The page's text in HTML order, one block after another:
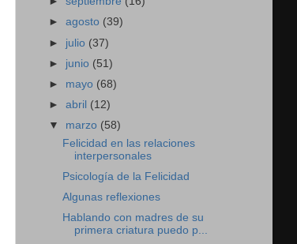
►agosto (39)
► julio (37)
► junio (51)
► mayo (68)
►abril (12)
▼ marzo (58)
Felicidad en las relaciones
interpersonales
Psicología de la Felicidad
Algunas reflexiones
Hablando con madres de su
primera criatura puedo p...